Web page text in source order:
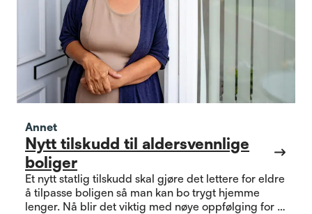
Annet
Nytt tilskudd til aldersvennlige
boliger
Et nytt statlig tilskudd skal gjøre det lettere for eldre
å tilpasse boligen så man kan bo trygt hjemme
lenger. Nå blir det viktig med nøye oppfølging for å